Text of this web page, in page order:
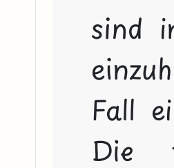
sind
Fall
Die